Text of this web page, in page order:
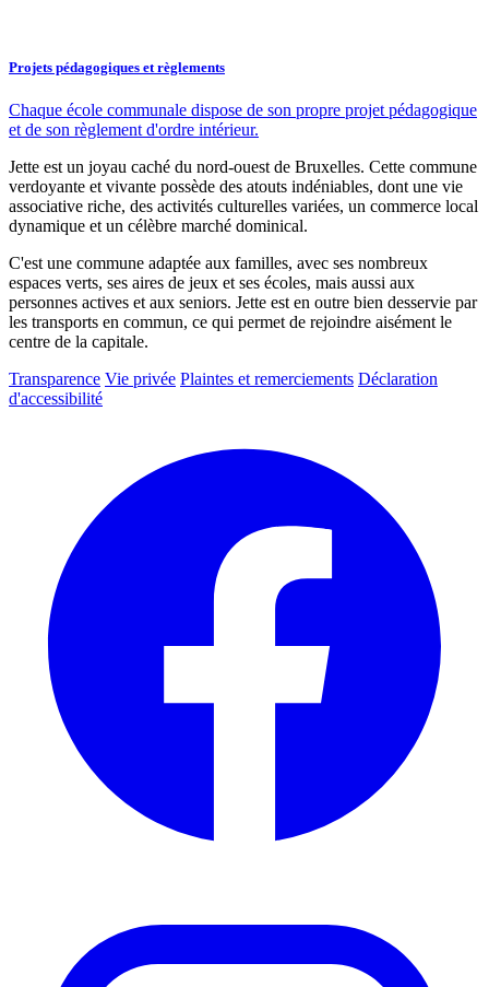
Projets pédagogiques et règlements
Chaque école communale dispose de son propre projet pédagogique
et de son règlement d'ordre intérieur.
Jette est un joyau caché du nord-ouest de Bruxelles. Cette commune
verdoyante et vivante possède des atouts indéniables, dont une vie
associative riche, des activités culturelles variées, un commerce local
dynamique et un célèbre marché dominical.
C'est une commune adaptée aux familles, avec ses nombreux
espaces verts, ses aires de jeux et ses écoles, mais aussi aux
personnes actives et aux seniors. Jette est en outre bien desservie par
les transports en commun, ce qui permet de rejoindre aisément le
centre de la capitale.
Transparence Vie privée Plaintes et remerciements Déclaration
d'accessibilité